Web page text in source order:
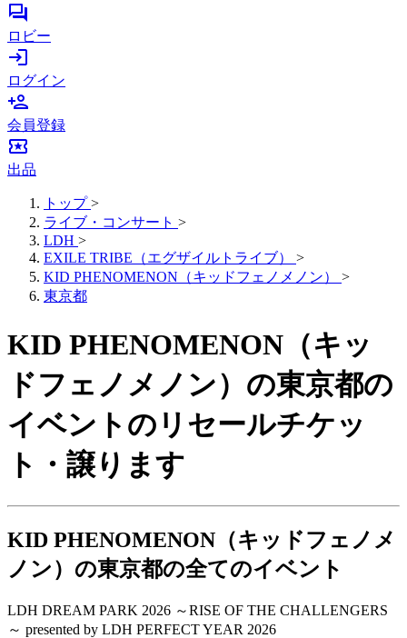
forum
ロビー
login
ログイン
person_add
会員登録
local_activity
出品
トップ >
ライブ・コンサート >
LDH >
EXILE TRIBE（エグザイルトライブ）
>
KID PHENOMENON（キッドフェノメノン）
>
東京都
KID PHENOMENON（キッ
ドフェノメノン）の東京都の
イベントのリセールチケッ
ト・譲ります
KID PHENOMENON（キッドフェノメ
ノン）の東京都の全てのイベント
LDH DREAM PARK 2026 ～RISE OF THE CHALLENGERS
～ presented by LDH PERFECT YEAR 2026